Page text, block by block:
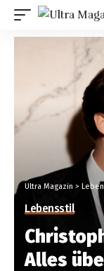
Ultra Magazin >
Lebensstil
Alles